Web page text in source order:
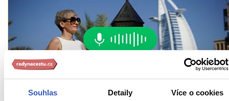
Souhlas Detaily Více o cookies